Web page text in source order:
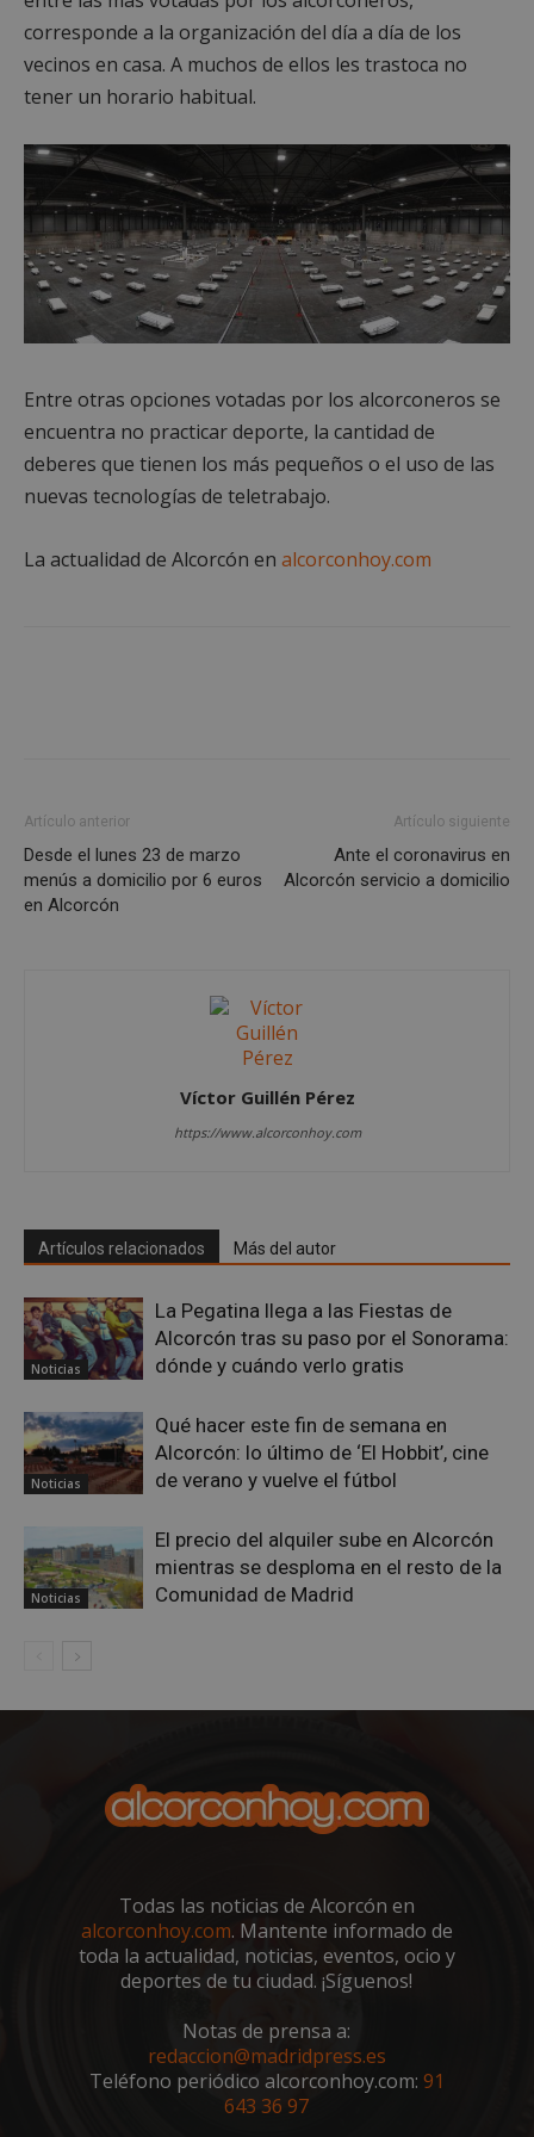
corresponde a la organización del día a día de los
vecinos en casa. A muchos de ellos les trastoca no
tener un horario habitual.
Entre otras opciones votadas por los alcorconeros se
encuentra no practicar deporte, la cantidad de
deberes que tienen los más pequeños o el uso de las
nuevas tecnologías de teletrabajo.
La actualidad de Alcorcón en alcorconhoy.com
Artículo anterior
Desde el lunes 23 de marzo
menús a domicilio por 6 euros
en Alcorcón
Artículo siguiente
Ante el coronavirus en
Alcorcón servicio a domicilio
Víctor Guillén Pérez
https://www.alcorconhoy.com
Artículos relacionados Más del autor
Noticias
La Pegatina llega a las Fiestas de
Alcorcón tras su paso por el Sonorama:
dónde y cuándo verlo gratis
Noticias
Qué hacer este fin de semana en
Alcorcón: lo último de ‘El Hobbit’, cine
de verano y vuelve el fútbol
Noticias
El precio del alquiler sube en Alcorcón
mientras se desploma en el resto de la
Comunidad de Madrid
Todas las noticias de Alcorcón en
alcorconhoy.com. Mantente informado de
toda la actualidad, noticias, eventos, ocio y
deportes de tu ciudad. ¡Síguenos!
Notas de prensa a:
redaccion@madridpress.es
Teléfono periódico alcorconhoy.com: 91
643 36 97
Cookies no clasificadas
Cookies estrictamente necesarias
Cookies de rendimiento
Cookies de preferencias
Cookies de funcionalidad
funcionalidad principal del sitio web, como el
inicio de sesión de usuario y la gestión de cuentas.
El sitio web no se puede utilizar correctamente sin
las cookies estrictamente necesarias.
Dominio
Inc.
embed.bsky.app
sp_landing
Spotify Inc.
.spotify.com
.youtube.com
semanas